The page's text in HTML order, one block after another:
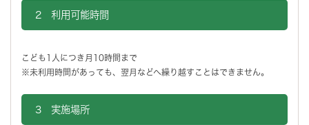
2 利用可能時間
こども1人につき月10時間まで
※未利用時間があっても、翌月などへ繰り越すことはできません。
3 実施場所